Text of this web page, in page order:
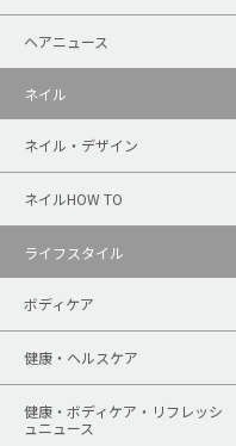
ヘアニュース
ネイル
ネイル・デザイン
ネイルHOW TO
ライフスタイル
ボディケア
健康・ヘルスケア
健康・ボディケア・リフレッシ
ュニュース